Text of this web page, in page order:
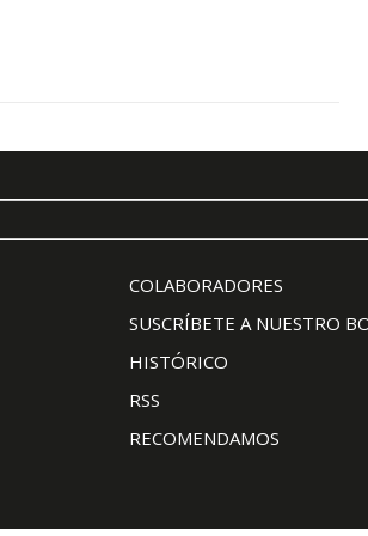
COLABORADORES
SUSCRÍBETE A NUESTRO
HISTÓRICO
RSS
RECOMENDAMOS